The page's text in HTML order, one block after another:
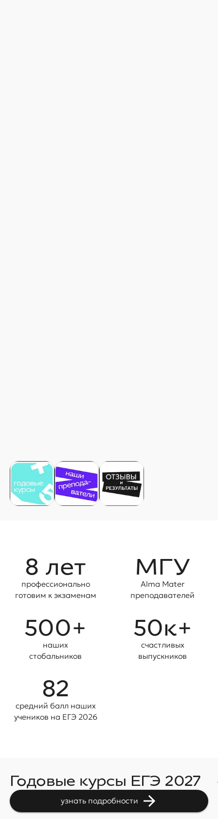
8 лет
профессионально
готовим ĸ эĸзаменам
МГУ
Alma Mater
преподавателей
500+
наших
стобальников
50к+
счастливых
выпускников
82
средний балл наших
учениĸов на ЕГЭ 2026
Годовые курсы ЕГЭ 2027
узнать подробности